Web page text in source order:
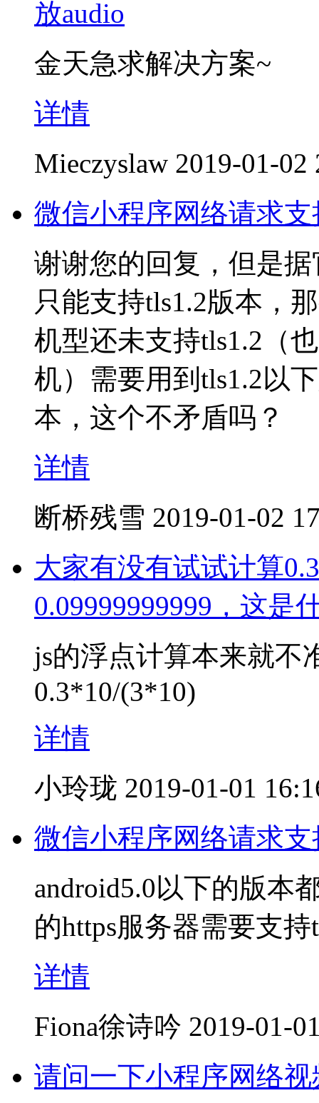
放audio
金天急求解决方案~
详情
Mieczyslaw 2019-01-02
微信小程序网络请求
谢谢您的回复，但是据
只能支持tls1.2版本，
机型还未支持tls1.2（
机）需要用到tls1.2以
本，这个不矛盾吗？
详情
断桥残雪 2019-01-02
大家有没有试试计算
0.09999999999，这是
js的浮点计算本来就不
0.3*10/(3*10)
详情
小玲珑 2019-01-01
微信小程序网络请求
android5.0以下的版本
的https服务器需要支
详情
Fiona徐诗吟 2019-01-
请问一下小程序网络